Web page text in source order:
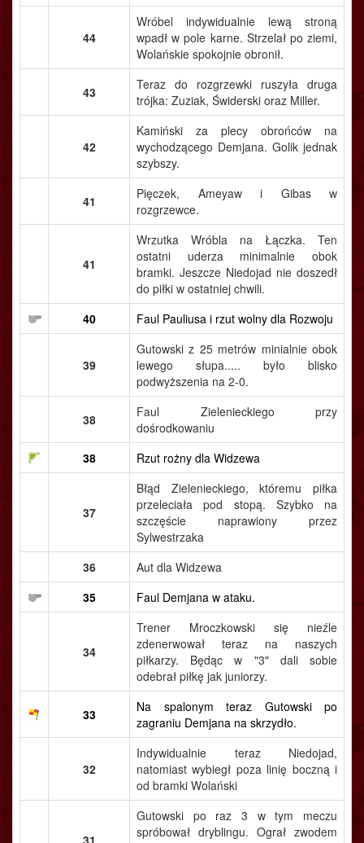
44
Wróbel indywidualnie lewą stroną
wpadł w pole karne. Strzelał po ziemi,
Wolańskie spokojnie obronił.
43
Teraz do rozgrzewki ruszyła druga
trójka: Zuziak, Świderski oraz Miller.
42
Kamiński za plecy obrońców na
wychodzącego Demjana. Golik jednak
szybszy.
41
Pięczek, Ameyaw i Gibas w
rozgrzewce.
41
Wrzutka Wróbla na Łączka. Ten
ostatni uderza minimalnie obok
bramki. Jeszcze Niedojad nie doszedł
do piłki w ostatniej chwili.
40
Faul Pauliusa i rzut wolny dla Rozwoju
39
Gutowski z 25 metrów minialnie obok
lewego słupa..... było blisko
podwyższenia na 2-0.
38
Faul Zielenieckiego przy
dośrodkowaniu
38
Rzut rożny dla Widzewa
37
Błąd Zielenieckiego, któremu piłka
przeleciała pod stopą. Szybko na
szczęście naprawiony przez
Sylwestrzaka
36
Aut dla Widzewa
35
Faul Demjana w ataku.
34
Trener Mroczkowski się nieźle
zdenerwował teraz na naszych
piłkarzy. Będąc w "3" dali sobie
odebrał piłkę jak juniorzy.
33
Na spalonym teraz Gutowski po
zagraniu Demjana na skrzydło.
32
Indywidualnie teraz Niedojad,
natomiast wybiegł poza linię boczną i
od bramki Wolański
31
Gutowski po raz 3 w tym meczu
spróbował dryblingu. Ograł zwodem